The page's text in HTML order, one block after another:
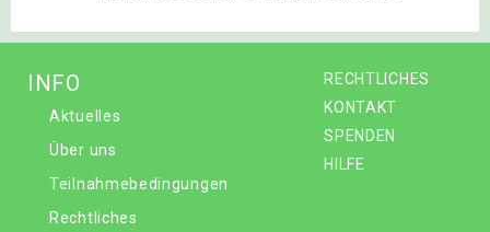
RECHTLICHES
KONTAKT
SPENDEN
HILFE
INFO
Aktuelles
Über uns
Teilnahmebedingungen
Rechtliches